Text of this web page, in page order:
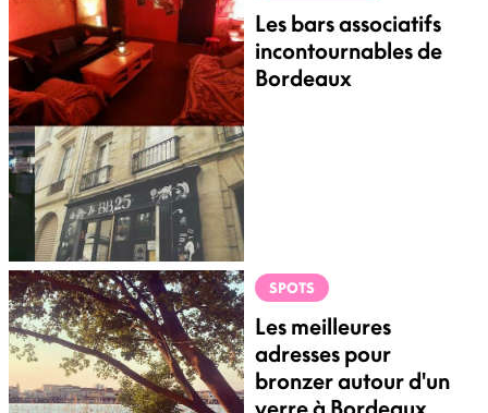
Les bars associatifs
incontournables de
Bordeaux
SPOTS
Les meilleures
adresses pour
bronzer autour d'un